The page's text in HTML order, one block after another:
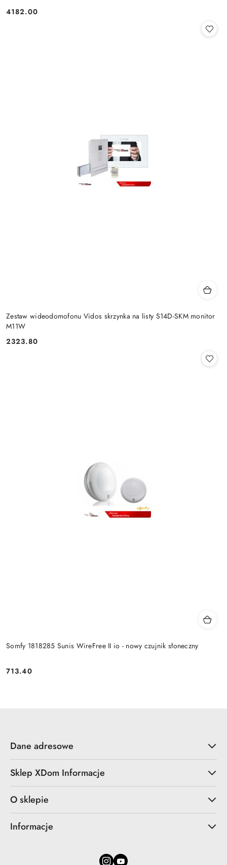
Cena:
4182.00
Zestaw wideodomofonu Vidos skrzynka na listy S14D-SKM monitor
M11W
Cena:
2323.80
Somfy 1818285 Sunis WireFree II io - nowy czujnik słoneczny
Cena:
713.40
Dane adresowe
Sklep XDom Informacje
O sklepie
Informacje